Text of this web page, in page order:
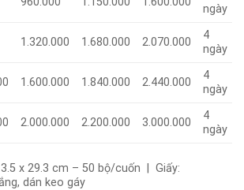
ngày
1.320.000 1.680.000 2.070.000
4
ngày
1.600.000 1.840.000 2.440.000
4
ngày
2.000.000 2.200.000 3.000.000
4
ngày
x 29.3 cm – 50 bộ/cuốn | Giấy:
dán keo gáy